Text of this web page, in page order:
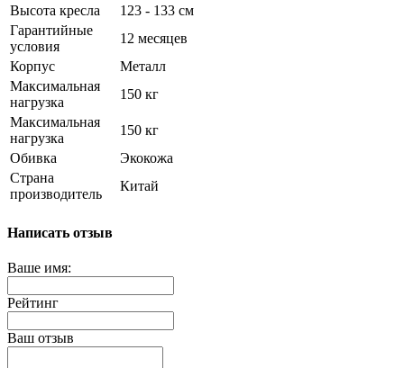
Высота кресла
123 - 133 см
Гарантийные
условия
12 месяцев
Корпус
Металл
Максимальная
нагрузка
150 кг
Максимальная
нагрузка
150 кг
Обивка
Экокожа
Страна
производитель
Китай
Написать отзыв
Ваше имя:
Рейтинг
Ваш отзыв